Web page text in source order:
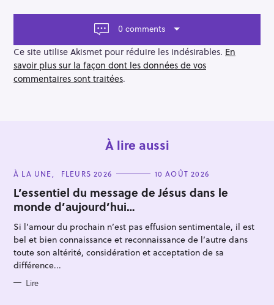
a
g
a
t
i
0 comments
Ce site utilise Akismet pour réduire les indésirables. En
savoir plus sur la façon dont les données de vos
commentaires sont traitées.
À lire aussi
C
T
E
G
O
I
E
S
À LA UNE FLEURS 2026 10 AOÛT 2026
L’essentiel du message de Jésus dans le
monde d’aujourd’hui…
Si l’amour du prochain n’est pas effusion sentimentale, il est
bel et bien connaissance et reconnaissance de l’autre dans
toute son altérité, considération et acceptation de sa
différence...
Lire
R